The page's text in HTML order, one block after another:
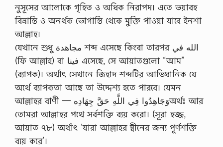
নুসূসের আলোকে গৃহিত ও অধিক নিরাপদ। এতে ভয়াবহ
বিভ্রান্তি ও অনর্থক ভোগান্তি থেকে মুক্তি পাওয়া যাবে ইনশা
আল্লাহ।
যেখানে শুধু مجاهدة শব্দ এসেছে কিংবা তারপর الله في
(ফি আল্লাহ) বা فينا এসেছে, সে আয়াতগুলো “আম”
(ব্যাপক)। অর্থাৎ সেখানে জিহাদ শব্দটির আভিধানিক যে
অর্থে ব্যাপকতা আছে তা উদ্দেশ্য হতে পারবে। যেমন
আল্লাহর বাণী — وَجَاهِدُوا فِي اللَّهِ حَقَّ جِهَادِهঅর্থঃ আর
তোমরা আল্লাহর পথে সর্বশক্তি ব্যয় করো। (সূরা হজ্জ,
আয়াত ৭৮) অর্থাৎ ‘যারা আল্লাহর দ্বীনের জন্য পূর্ণশক্তি
ব্যয় করে’।